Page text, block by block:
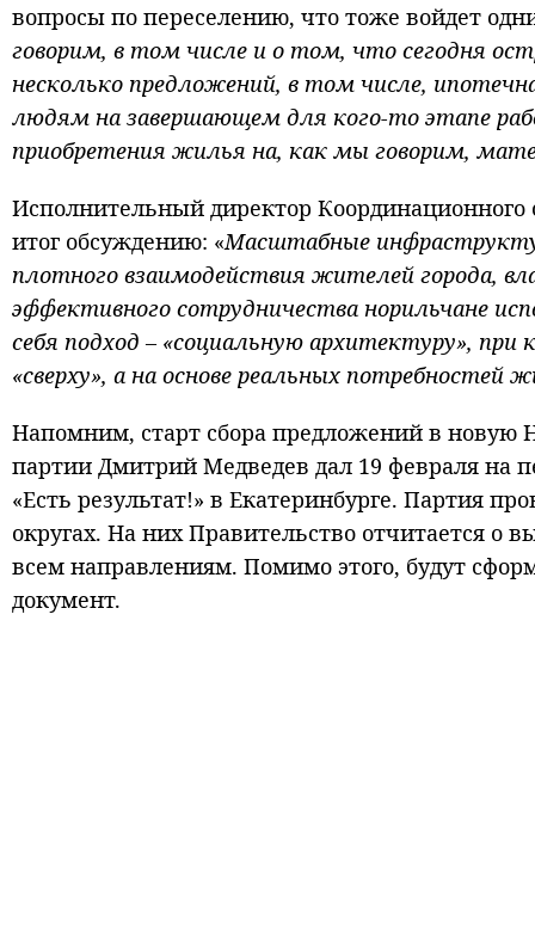
вопросы по переселению, что тоже войдет
говорим, в том числе и о том, что сегодня
несколько предложений, в том числе,
людям на завершающем для кого-то этапе
приобретения жилья на, как мы говорим,
Исполнительный директор
итог обсуждению: «Масштабные
плотного взаимодействия жителей города,
эффективного сотрудничества норильчане
себя подход – «социальную архитектуру»,
«сверху», а на основе реальных потребностей
Напомним, старт сбора предложений в новую
партии Дмитрий Медведев дал 19 февраля на
«Есть результат!» в Екатеринбурге. Партия
округах. На них Правительство отчитается о
всем направлениям. Помимо этого, будут
документ.